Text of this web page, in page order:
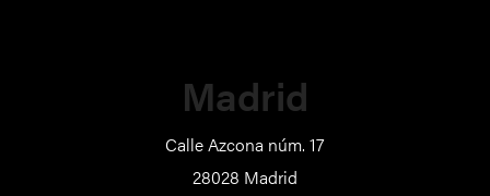
Madrid
Calle Azcona núm. 17
28028 Madrid